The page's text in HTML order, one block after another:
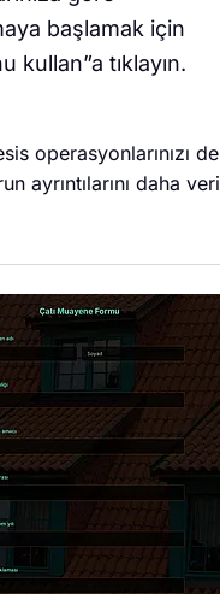
başlamak için
kullan”a tıklayın.
operasyonlarınızı
ayrıntılarını daha